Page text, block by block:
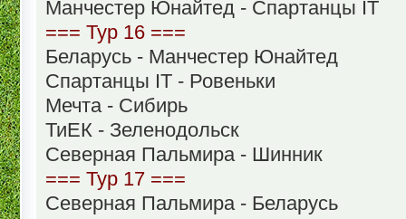
Манчестер Юнайтед - Спартанцы IT
=== Тур 16 ===
Беларусь - Манчестер Юнайтед
Спартанцы IT - Ровеньки
Мечта - Сибирь
ТиЕК - Зеленодольск
Северная Пальмира - Шинник
=== Тур 17 ===
Северная Пальмира - Беларусь